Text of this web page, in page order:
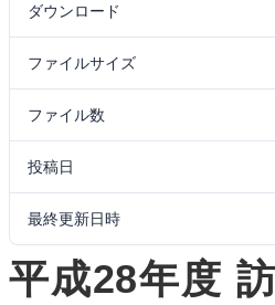
ダウンロード
ファイルサイズ
ファイル数
投稿日
最終更新日時
平成28年度